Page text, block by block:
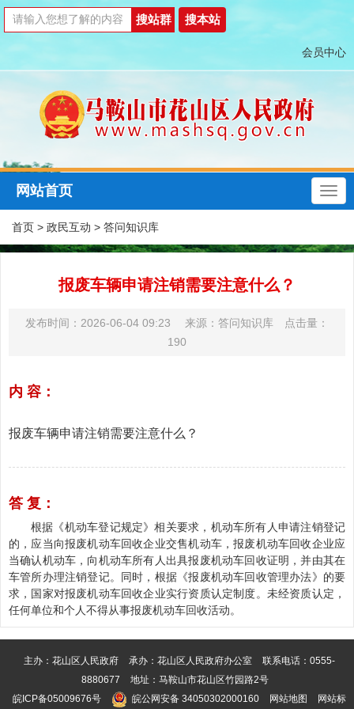
会员中心
网站首页
首页 > 政民互动 > 答问知识库
报废车辆申请注销需要注意什么？
发布时间：2026-06-04 09:23 来源：答问知识库 点击量：
190
内 容：
报废车辆申请注销需要注意什么？
答 复：
根据《机动车登记规定》相关要求，机动车所有人申请注销登记
的，应当向报废机动车回收企业交售机动车，报废机动车回收企业应
当确认机动车，向机动车所有人出具报废机动车回收证明，并由其在
车管所办理注销登记。同时，根据《报废机动车回收管理办法》的要
求，国家对报废机动车回收企业实行资质认定制度。未经资质认定，
任何单位和个人不得从事报废机动车回收活动。
主办：花山区人民政府 承办：花山区人民政府办公室
联系电话：0555-
8880677
地址：马鞍山市花山区竹园路2号
皖ICP备05009676号
皖公网安备 34050302000160 网站地图 网站标